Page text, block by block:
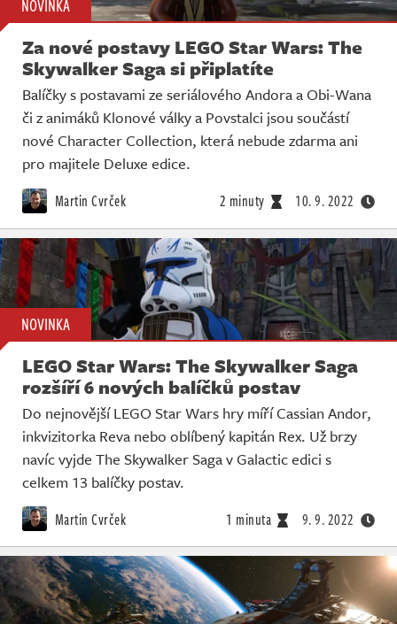
NOVINKA
Za nové postavy LEGO Star Wars: The
Skywalker Saga si připlatíte
Balíčky s postavami ze seriálového Andora a Obi-Wana
či z animáků Klonové války a Povstalci jsou součástí
nové Character Collection, která nebude zdarma ani
pro majitele Deluxe edice.
Martin Cvrček 2 minuty 10. 9. 2022
NOVINKA
LEGO Star Wars: The Skywalker Saga
rozšíří 6 nových balíčků postav
Do nejnovější LEGO Star Wars hry míří Cassian Andor,
inkvizitorka Reva nebo oblíbený kapitán Rex. Už brzy
navíc vyjde The Skywalker Saga v Galactic edici s
celkem 13 balíčky postav.
Martin Cvrček 1 minuta 9. 9. 2022